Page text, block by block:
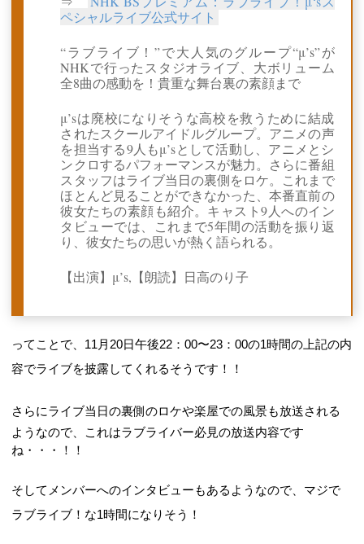
ペシャルライブ公式サイト
“ラブライブ！”で大人気のグループ“μ’s”が
NHKで行ったスタジオライブ、大ボリューム
全8曲の感動を！貴重な舞台裏の素顔まで
μ’sは廃校になりそうな高校を救うために結成
されたスクールアイドルグループ。アニメの声
を担当する9人もμ’sとして活動し、アニメとシ
ンクロするパフォーマンスが魅力。さらに番組
スタッフはライブ当日の裏側をロケ。これまで
ほとんど見ることができなかった、本番直前の
彼女たちの素顔も紹介。キャスト9人へのイン
タビューでは、これまで5年間の活動を振り返
り、彼女たちの思いが熱く語られる。
【出演】μ’s,【朗読】日高のり子
ってことで、11月20日午後22：00〜23：00の1時間の上記の内
容でライブを披露してくれるそうです！！
さらにライブ当日の裏側のロケや楽屋での風景も放送される
ようなので、これはラブライバー必見の放送内容です
ね・・・！！
そしてメンバーへのインタビューもあるようなので、マジで
ラブライブ！な1時間になりそう！